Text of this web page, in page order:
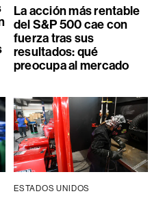
La acción más rentable
del S&P 500 cae con
fuerza tras sus
resultados: qué
preocupa al mercado
ESTADOS UNIDOS